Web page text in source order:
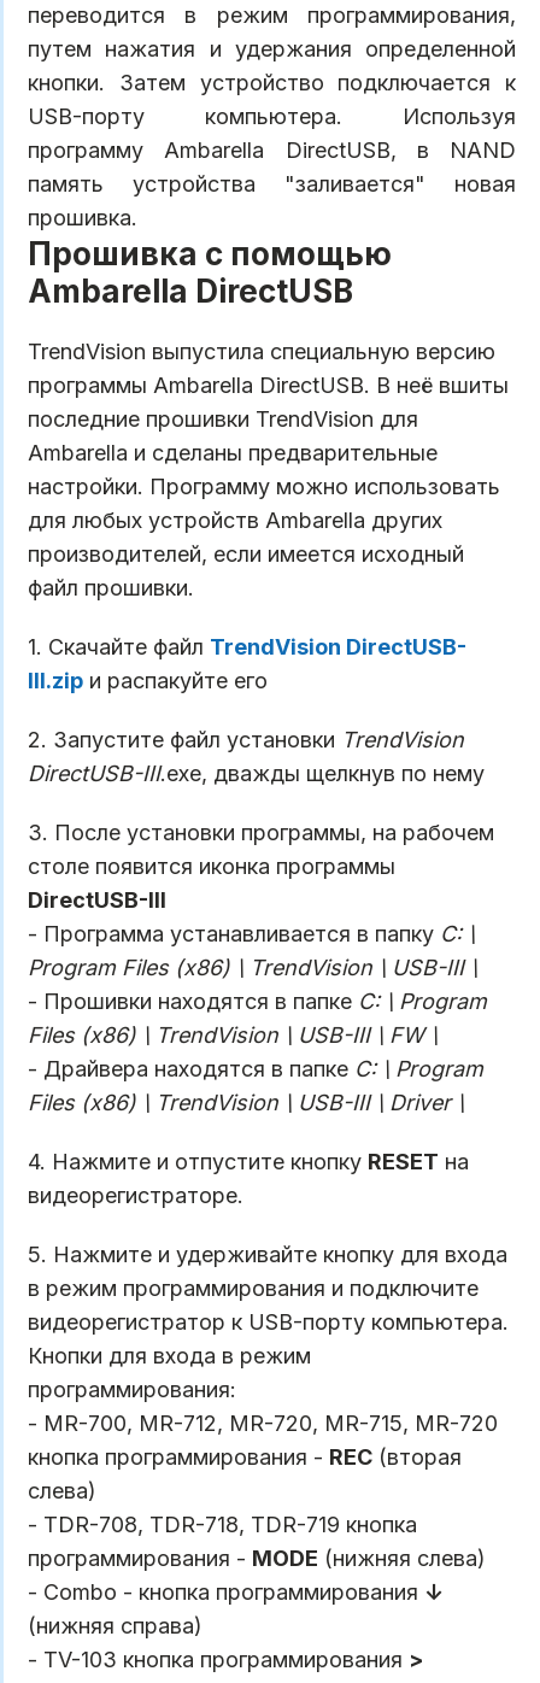
переводится в режим программирования,
путем нажатия и удержания определенной
кнопки. Затем устройство подключается к
USB-порту компьютера. Используя
программу Ambarella DirectUSB, в NAND
память устройства "заливается" новая
прошивка.
Прошивка с помощью
Ambarella DirectUSB
TrendVision выпустила специальную версию
программы Ambarella DirectUSB. В неё вшиты
последние прошивки TrendVision для
Ambarella и сделаны предварительные
настройки. Программу можно использовать
для любых устройств Ambarella других
производителей, если имеется исходный
файл прошивки.
1. Скачайте файл TrendVision DirectUSB-
III.zip и распакуйте его
2. Запустите файл установки TrendVision
DirectUSB-III.exe, дважды щелкнув по нему
3. После установки программы, на рабочем
столе появится иконка программы
DirectUSB-III
- Программа устанавливается в папку C: \
Program Files (x86) \ TrendVision \ USB-III \
- Прошивки находятся в папке C: \ Program
Files (x86) \ TrendVision \ USB-III \ FW \
- Драйвера находятся в папке C: \ Program
Files (x86) \ TrendVision \ USB-III \ Driver \
4. Нажмите и отпустите кнопку RESET на
видеорегистраторе.
5. Нажмите и удерживайте кнопку для входа
в режим программирования и подключите
видеорегистратор к USB-порту компьютера.
Кнопки для входа в режим
программирования:
- MR-700, MR-712, MR-720, MR-715, MR-720
кнопка программирования - REC (вторая
слева)
- TDR-708, TDR-718, TDR-719 кнопка
программирования - MODE (нижняя слева)
- Combo - кнопка программирования ↓
(нижняя справа)
- TV-103 кнопка программирования >